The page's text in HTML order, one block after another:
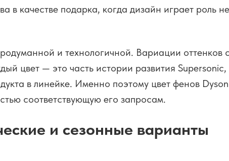
в качестве подарка, когда дизайн играет роль
и технологичной. Вариации
цвет — это часть истории развития
в линейке. Именно поэтому цвет фенов
соответствующую его запросам.
и сезонные варианты